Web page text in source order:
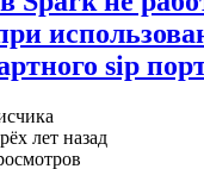
sip
лет назад